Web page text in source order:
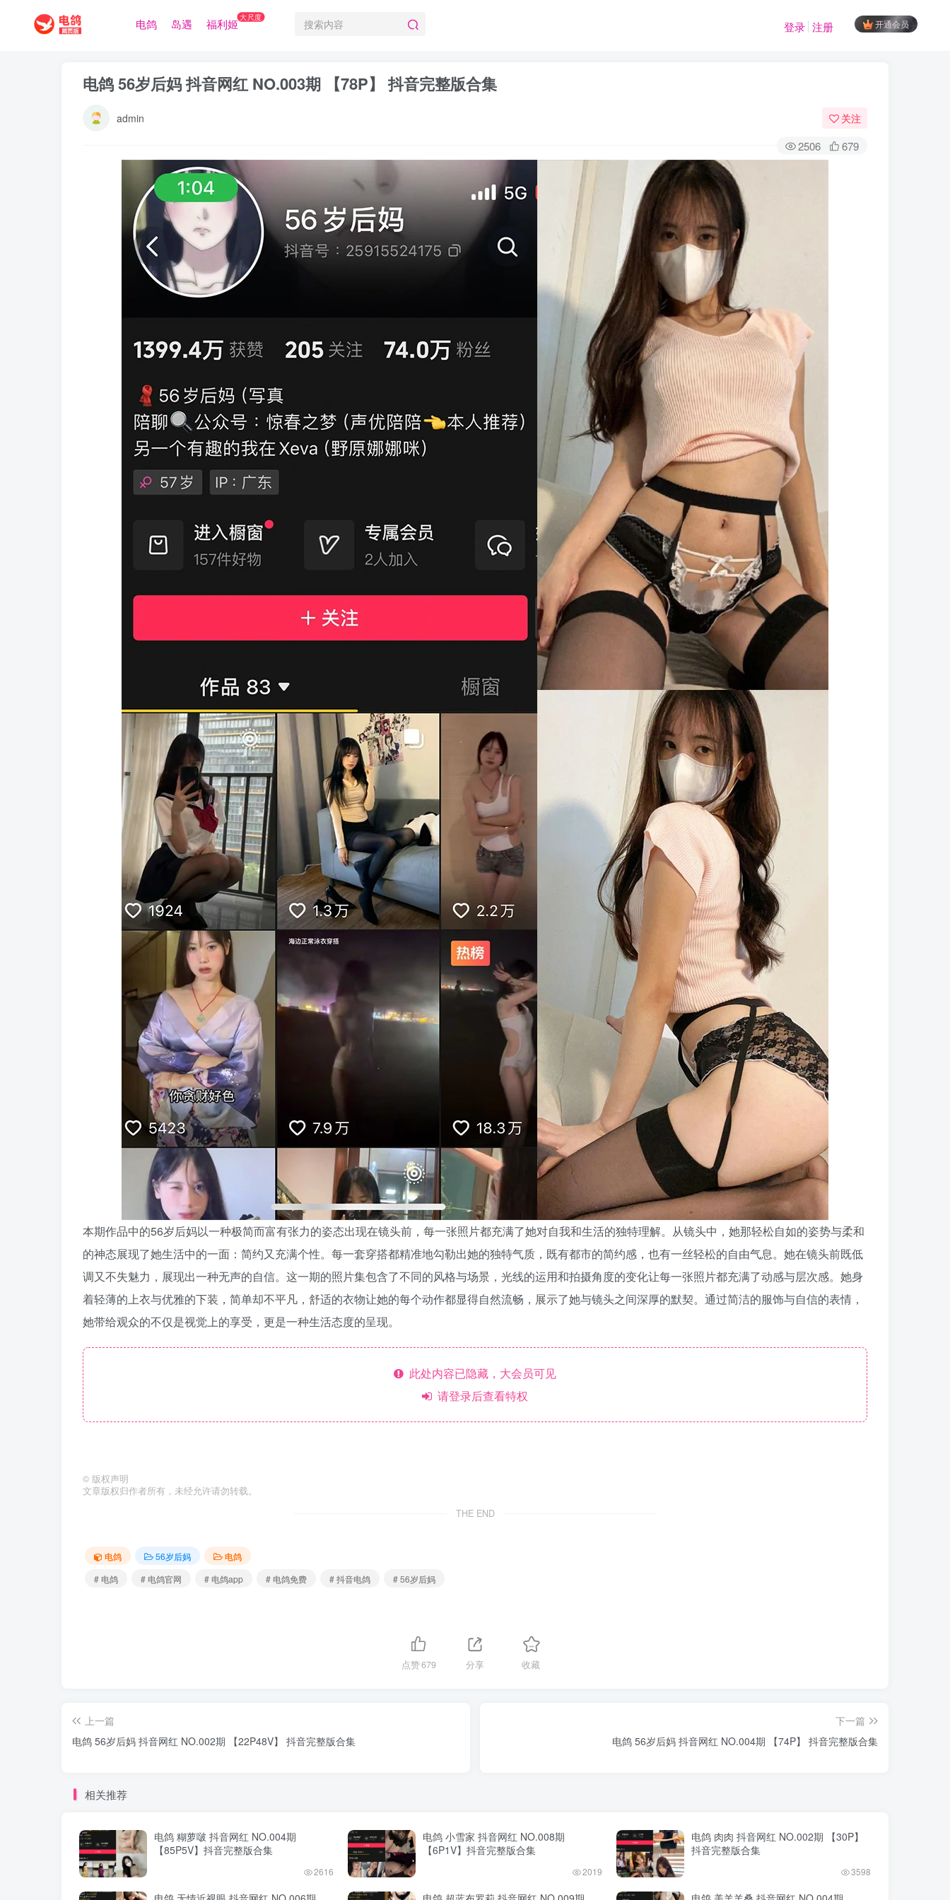
电鸽 岛遇 福利姬大尺度
开通会员
登录 注册
电鸽 56岁后妈 抖音网红 NO.003期 【78P】 抖音完整版合集
admin 关注
2506 679
本期作品中的56岁后妈以一种极简而富有张力的姿态出现在镜头前，每一张照片都充满了她对自我和生活的独特理解。从镜头中，她那轻松自如的姿势与柔和
的神态展现了她生活中的一面：简约又充满个性。每一套穿搭都精准地勾勒出她的独特气质，既有都市的简约感，也有一丝轻松的自由气息。她在镜头前既低
调又不失魅力，展现出一种无声的自信。这一期的照片集包含了不同的风格与场景，光线的运用和拍摄角度的变化让每一张照片都充满了动感与层次感。她身
着轻薄的上衣与优雅的下装，简单却不平凡，舒适的衣物让她的每个动作都显得自然流畅，展示了她与镜头之间深厚的默契。通过简洁的服饰与自信的表情，
她带给观众的不仅是视觉上的享受，更是一种生活态度的呈现。
此处内容已隐藏，大会员可见
请登录后查看特权
© 版权声明
文章版权归作者所有，未经允许请勿转载。
THE END
电鸽 56岁后妈
电鸽
# 电鸽
# 电鸽官网 # 电鸽app # 电鸽免费 # 抖音电鸽 # 56岁后妈
点赞679 分享 收藏
上一篇
电鸽 56岁后妈 抖音网红 NO.002期 【22P48V】 抖音完整版合集
下一篇
电鸽 56岁后妈 抖音网红 NO.004期 【74P】 抖音完整版合集
相关推荐
电鸽 糊萝啵 抖音网红 NO.004期
【85P5V】抖音完整版合集
2616
电鸽 小雪家 抖音网红 NO.008期
【6P1V】抖音完整版合集
2019
电鸽 肉肉 抖音网红 NO.002期 【30P】
抖音完整版合集
3598